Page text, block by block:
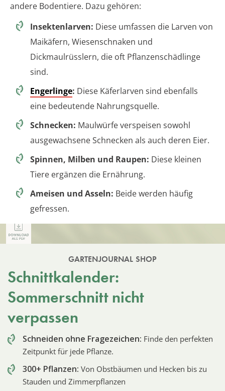
andere Bodentiere. Dazu gehören:
Insektenlarven: Diese umfassen die Larven von
Maikäfern, Wiesenschnaken und
Dickmaulrüsslern, die oft Pflanzenschädlinge
sind.
Engerlinge: Diese Käferlarven sind ebenfalls
eine bedeutende Nahrungsquelle.
Schnecken: Maulwürfe verspeisen sowohl
ausgewachsene Schnecken als auch deren Eier.
Spinnen, Milben und Raupen: Diese kleinen
Tiere ergänzen die Ernährung.
Ameisen und Asseln: Beide werden häufig
gefressen.
GARTENJOURNAL SHOP
Schnittkalender:
Sommerschnitt nicht
verpassen
Schneiden ohne Fragezeichen: Finde den perfekten
Zeitpunkt für jede Pflanze.
300+ Pflanzen: Von Obstbäumen und Hecken bis zu
Stauden und Zimmerpflanzen